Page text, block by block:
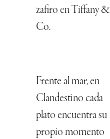
zafiro en Tiffany &
Co.
Frente al mar, en
Clandestino cada
plato encuentra su
propio momento